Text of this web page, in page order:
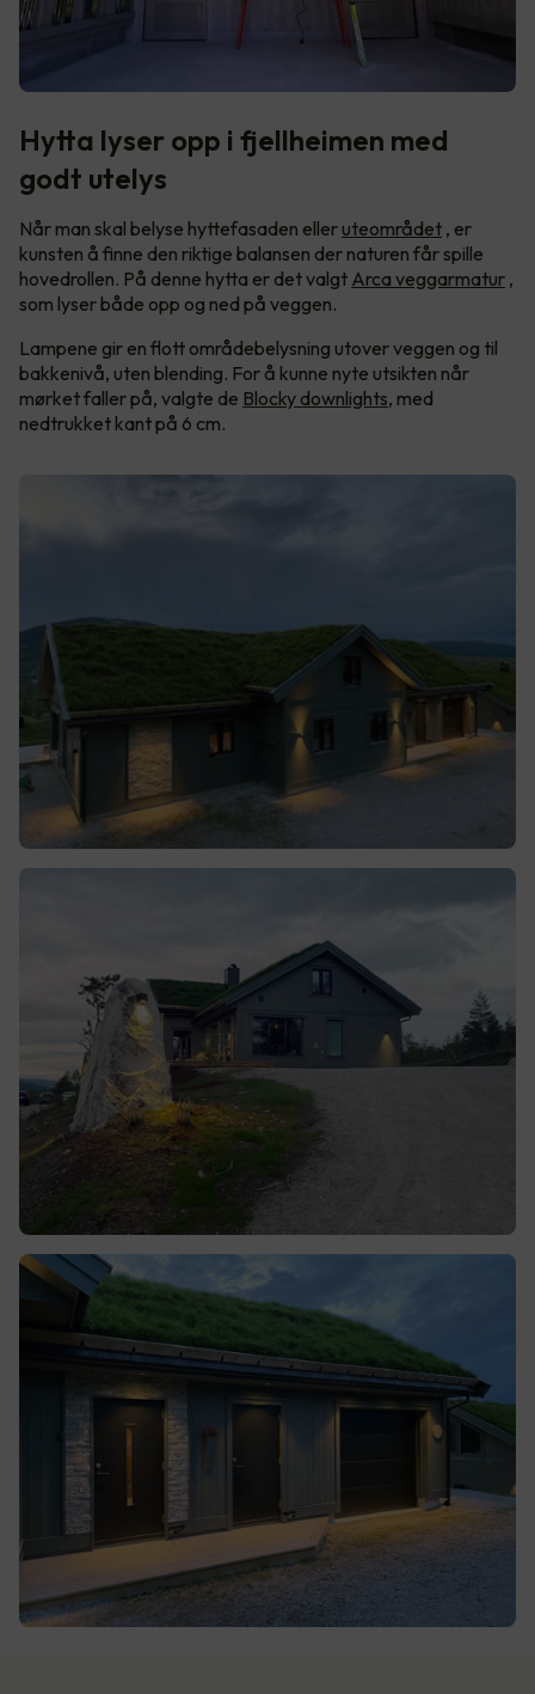
Hytta lyser opp i fjellheimen med
godt utelys
Når man skal belyse hyttefasaden eller uteområdet , er
kunsten å finne den riktige balansen der naturen får spille
hovedrollen. På denne hytta er det valgt Arca veggarmatur ,
som lyser både opp og ned på veggen.
Lampene gir en flott områdebelysning utover veggen og til
bakkenivå, uten blending. For å kunne nyte utsikten når
mørket faller på, valgte de Blocky downlights, med
nedtrukket kant på 6 cm.